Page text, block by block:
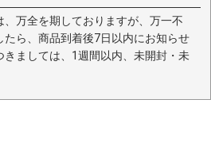
万全を期しておりますが、万一不
たら、商品到着後7日以内にお知らせ
きましては、1週間以内、未開封・未